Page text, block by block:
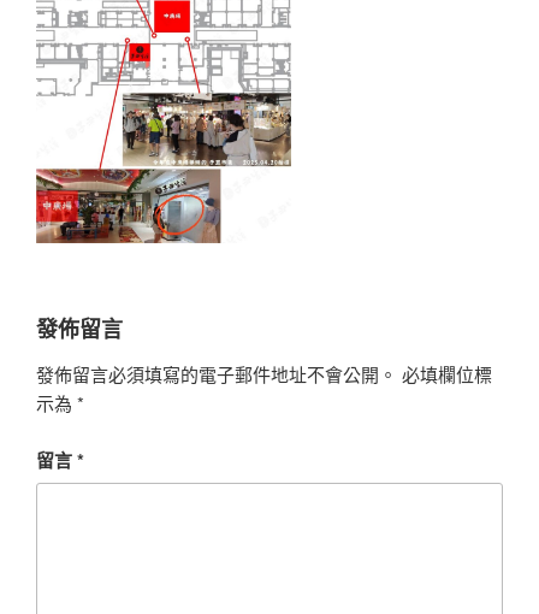
發佈留言
發佈留言必須填寫的電子郵件地址不會公開。 必填欄位標
示為 *
留言*